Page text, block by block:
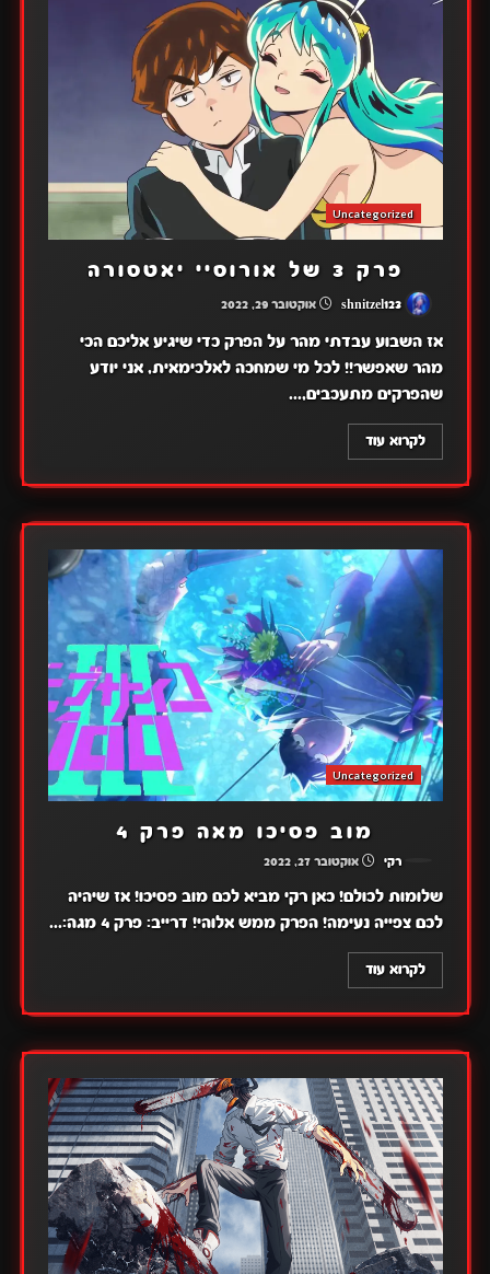
Uncategorized
פרק 3 של אורוסיי יאטסורה
shnitzel123 אוקטובר 29, 2022
אז השבוע עבדתי מהר על הפרק כדי שיגיע אליכם הכי
מהר שאפשר!! לכל מי שמחכה לאלכימאית, אני יודע
שהפרקים מתעכבים,...
לקרוא עוד
Uncategorized
מוב פסיכו מאה פרק 4
רקי אוקטובר 27, 2022
שלומות לכולם! כאן רקי מביא לכם מוב פסיכו! אז שיהיה
לכם צפייה נעימה! הפרק ממש אלוהי! דרייב: פרק 4 מגה:...
לקרוא עוד